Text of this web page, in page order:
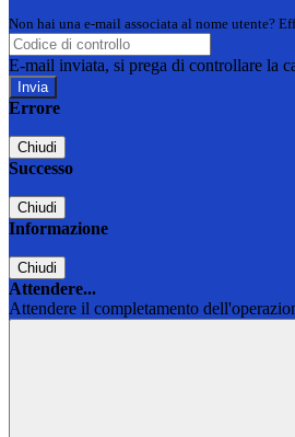
Non hai una e-mail associata al nome utente?
E-mail inviata, si prega di controllare la
Errore
Chiudi
Successo
Chiudi
Informazione
Chiudi
Attendere...
Attendere il completamento